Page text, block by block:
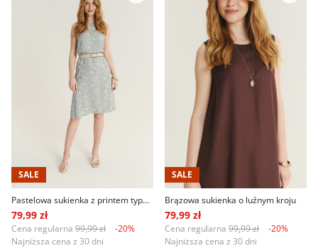
SALE
Pastelowa sukienka z printem typu paisley
79,99 zł
Cena regularna 99,99 zł
-20%
Najniższa cena z 30 dni
SALE
Brązowa sukienka o luźnym kroju
79,99 zł
Cena regularna 99,99 zł
-20%
Najniższa cena z 30 dni